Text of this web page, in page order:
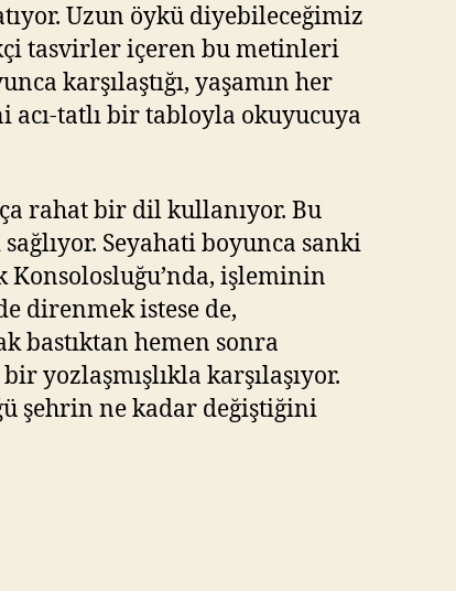
Uzun öykü diyebileceğimiz
tasvirler içeren bu metinleri
karşılaştığı, yaşamın her
acı-tatlı bir tabloyla okuyucuya
rahat bir dil kullanıyor. Bu
Seyahati boyunca sanki
Konsolosluğu’nda, işleminin
direnmek istese de,
bastıktan hemen sonra
yozlaşmışlıkla karşılaşıyor.
şehrin ne kadar değiştiğini